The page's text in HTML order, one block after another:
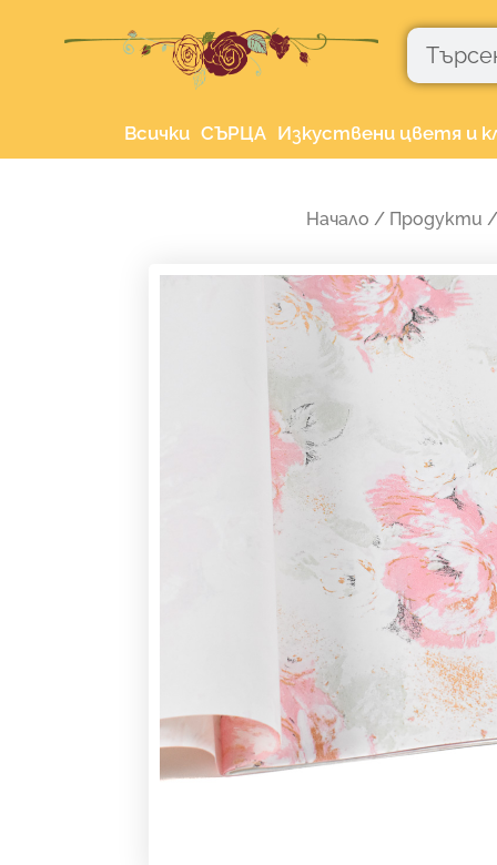
Търсене
Всички СЪРЦА Изкуствени цветя и
Начало / Продукти /